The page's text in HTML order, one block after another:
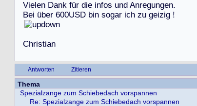
Vielen Dank für die infos und Anregungen.
Bei über 600USD bin sogar ich zu geizig !
Christian
Antworten Zitieren
Thema
Spezialzange zum Schiebedach vorspannen
Re: Spezialzange zum Schiebedach vorspannen